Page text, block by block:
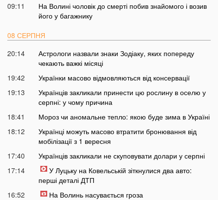
09:11
На Волині чоловік до смерті побив знайомого і возив
його у багажнику
08 СЕРПНЯ
20:14
Астрологи назвали знаки Зодіаку, яких попереду
чекають важкі місяці
19:42
Українки масово відмовляються від консервації
19:13
Українців закликали принести цю рослину в оселю у
серпні: у чому причина
18:41
Мороз чи аномальне тепло: якою буде зима в Україні
18:12
Українці можуть масово втратити бронювання від
мобілізації з 1 вересня
17:40
Українців закликали не скуповувати долари у серпні
17:14
У Луцьку на Ковельській зіткнулися два авто:
перші деталі ДТП
16:52
На Волинь насувається гроза